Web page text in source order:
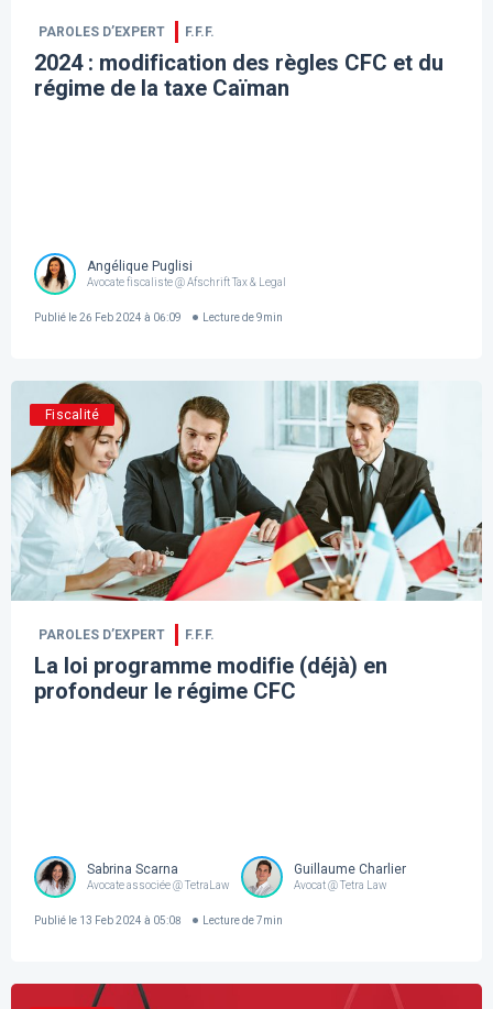
PAROLES D’EXPERT F.F.F.
2024 : modification des règles CFC et du
régime de la taxe Caïman
Angélique Puglisi
Avocate fiscaliste @ Afschrift Tax & Legal
Publié le26 Feb 2024 à 06:09 Lecture de 9min
Fiscalité
PAROLES D’EXPERT F.F.F.
La loi programme modifie (déjà) en
profondeur le régime CFC
Sabrina Scarna
Avocate associée @ TetraLaw
Guillaume Charlier
Avocat @ Tetra Law
Publié le 13 Feb 2024 à 05:08 Lecture de 7min